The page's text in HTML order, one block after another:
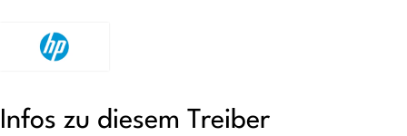
Infos zu diesem Treiber